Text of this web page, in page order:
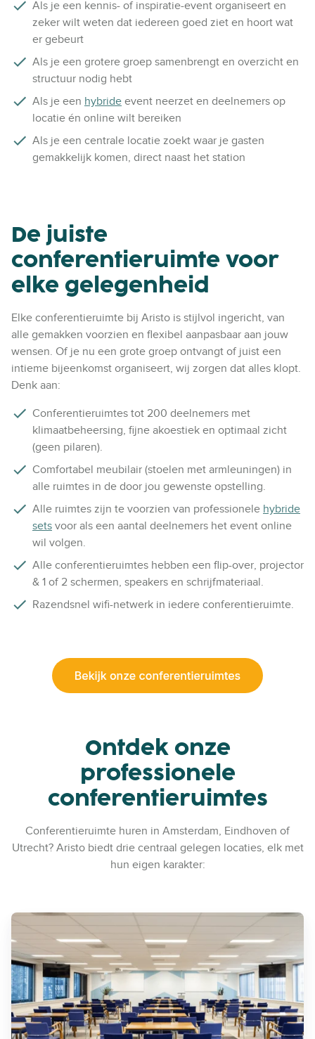
Als je een kennis- of inspiratie-event organiseert en
zeker wilt weten dat iedereen goed ziet en hoort wat
er gebeurt
Als je een grotere groep samenbrengt en overzicht en
structuur nodig hebt
Als je een hybride event neerzet en deelnemers op
locatie én online wilt bereiken
Als je een centrale locatie zoekt waar je gasten
gemakkelijk komen, direct naast het station
De juiste
conferentieruimte voor
elke gelegenheid
Elke conferentieruimte bij Aristo is stijlvol ingericht, van
alle gemakken voorzien en flexibel aanpasbaar aan jouw
wensen. Of je nu een grote groep ontvangt of juist een
intieme bijeenkomst organiseert, wij zorgen dat alles klopt.
Denk aan:
Conferentieruimtes tot 200 deelnemers met
klimaatbeheersing, fijne akoestiek en optimaal zicht
(geen pilaren).
Comfortabel meubilair (stoelen met armleuningen) in
alle ruimtes in de door jou gewenste opstelling.
Alle ruimtes zijn te voorzien van professionele hybride
sets voor als een aantal deelnemers het event online
wil volgen.
Alle conferentieruimtes hebben een flip-over, projector
& 1 of 2 schermen, speakers en schrijfmateriaal.
Razendsnel wifi-netwerk in iedere conferentieruimte.
Ontdek onze
professionele
conferentieruimtes
Conferentieruimte huren in Amsterdam, Eindhoven of
Utrecht? Aristo biedt drie centraal gelegen locaties, elk met
hun eigen karakter:
C
o
n
f
e
r
e